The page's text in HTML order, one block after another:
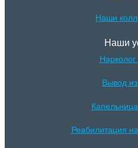
Наши
Наши
Вывод
Реабилитация